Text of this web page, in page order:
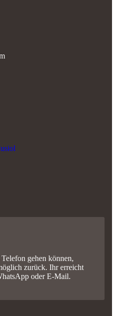
gehen können,
zurück. Ihr erreicht
oder E-Mail.